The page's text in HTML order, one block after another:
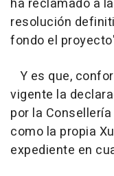
ha reclamado a
resolución
fondo el
Y es que,
vigente la
por la
como la propia
expediente en